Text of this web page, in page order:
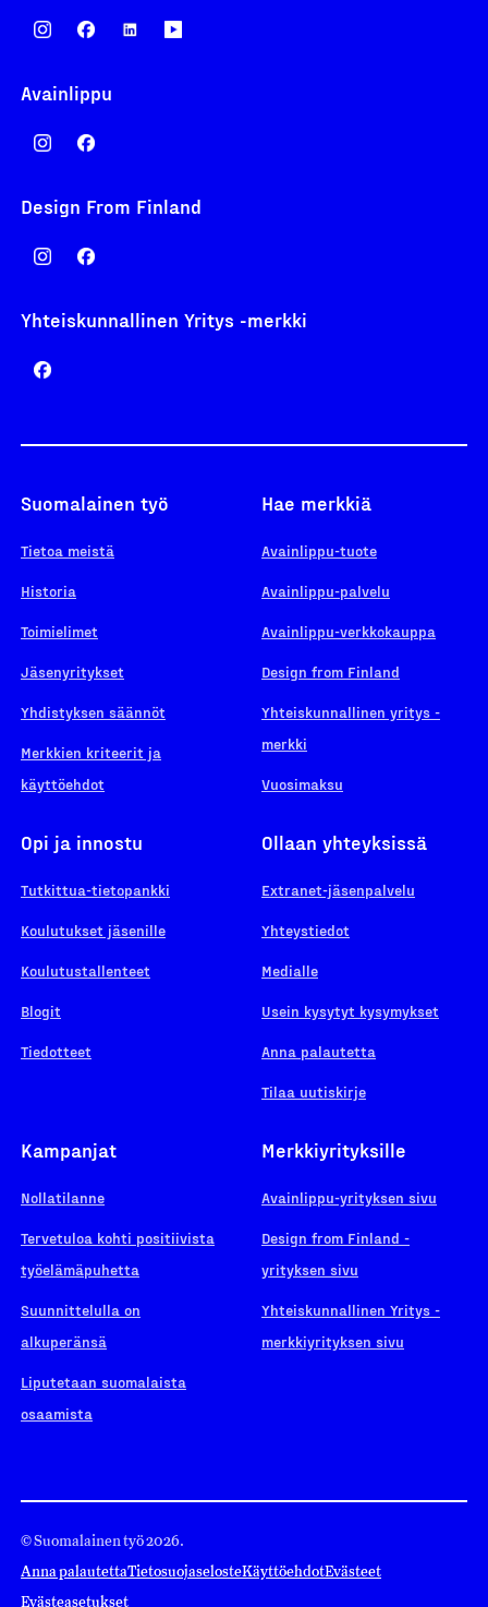
Avainlippu
Design From Finland
Yhteiskunnallinen Yritys -merkki
Suomalainen työ
Tietoa meistä
Historia
Toimielimet
Jäsenyritykset
Yhdistyksen säännöt
Merkkien kriteerit ja
käyttöehdot
Hae merkkiä
Avainlippu-tuote
Avainlippu-palvelu
Avainlippu-verkkokauppa
Design from Finland
Yhteiskunnallinen yritys -
merkki
Vuosimaksu
Opi ja innostu
Tutkittua-tietopankki
Koulutukset jäsenille
Koulutustallenteet
Blogit
Tiedotteet
Ollaan yhteyksissä
Extranet-jäsenpalvelu
Yhteystiedot
Medialle
Usein kysytyt kysymykset
Anna palautetta
Tilaa uutiskirje
Kampanjat
Nollatilanne
Tervetuloa kohti positiivista
työelämäpuhetta
Suunnittelulla on
alkuperänsä
Liputetaan suomalaista
osaamista
Merkkiyrityksille
Avainlippu-yrityksen sivu
Design from Finland -
yrityksen sivu
Yhteiskunnallinen Yritys -
merkkiyrityksen sivu
© Suomalainen työ 2026.
Anna palautettaTietosuojaselosteKäyttöehdotEvästeet
Evästeasetukset